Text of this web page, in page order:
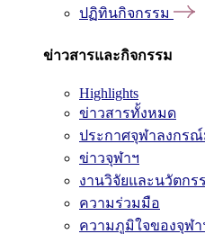
ปฏิทินกิจกรรม
ข่าวสารและกิจกรรม
Highlights
ข่าวสารทั้งหมด
ประกาศจุฬาลงกร
ข่าวจุฬาฯ
งานวิจัยและนวัตกร
ความร่วมมือ
ความภูมิใจของจุฬา